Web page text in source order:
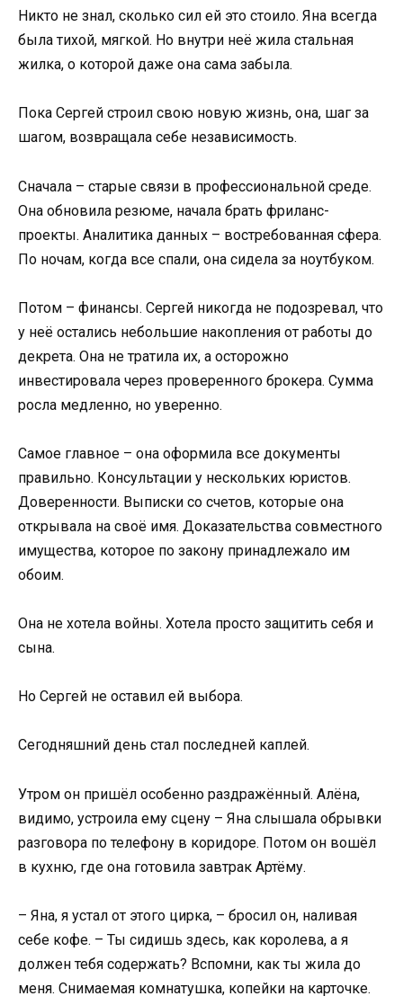
Никто не знал, сколько сил ей это стоило. Яна всегда
была тихой, мягкой. Но внутри неё жила стальная
жилка, о которой даже она сама забыла.
Пока Сергей строил свою новую жизнь, она, шаг за
шагом, возвращала себе независимость.
Сначала – старые связи в профессиональной среде.
Она обновила резюме, начала брать фриланс-
проекты. Аналитика данных – востребованная сфера.
По ночам, когда все спали, она сидела за ноутбуком.
Потом – финансы. Сергей никогда не подозревал, что
у неё остались небольшие накопления от работы до
декрета. Она не тратила их, а осторожно
инвестировала через проверенного брокера. Сумма
росла медленно, но уверенно.
Самое главное – она оформила все документы
правильно. Консультации у нескольких юристов.
Доверенности. Выписки со счетов, которые она
открывала на своё имя. Доказательства совместного
имущества, которое по закону принадлежало им
обоим.
Она не хотела войны. Хотела просто защитить себя и
сына.
Но Сергей не оставил ей выбора.
Сегодняшний день стал последней каплей.
Утром он пришёл особенно раздражённый. Алёна,
видимо, устроила ему сцену – Яна слышала обрывки
разговора по телефону в коридоре. Потом он вошёл
в кухню, где она готовила завтрак Артёму.
– Яна, я устал от этого цирка, – бросил он, наливая
себе кофе. – Ты сидишь здесь, как королева, а я
должен тебя содержать? Вспомни, как ты жила до
меня. Снимаемая комнатушка, копейки на карточке.